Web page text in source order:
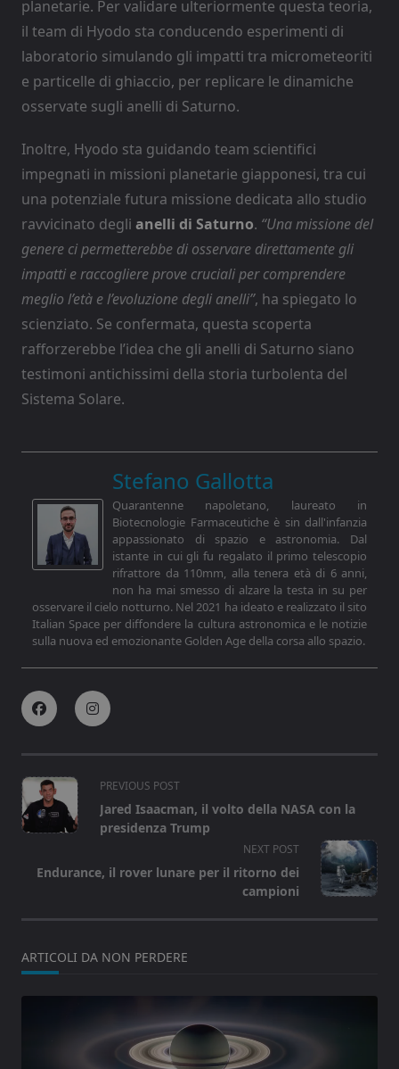
planetarie. Per validare ulteriormente questa teoria,
il team di Hyodo sta conducendo esperimenti di
laboratorio simulando gli impatti tra micrometeoriti
e particelle di ghiaccio, per replicare le dinamiche
osservate sugli anelli di Saturno.
Inoltre, Hyodo sta guidando team scientifici
impegnati in missioni planetarie giapponesi, tra cui
una potenziale futura missione dedicata allo studio
ravvicinato degli anelli di Saturno. “Una missione del
genere ci permetterebbe di osservare direttamente gli
impatti e raccogliere prove cruciali per comprendere
meglio l’età e l’evoluzione degli anelli”, ha spiegato lo
scienziato. Se confermata, questa scoperta
rafforzerebbe l’idea che gli anelli di Saturno siano
testimoni antichissimi della storia turbolenta del
Sistema Solare.
Stefano Gallotta
Quarantenne napoletano, laureato in
Biotecnologie Farmaceutiche è sin dall'infanzia
appassionato di spazio e astronomia. Dal
istante in cui gli fu regalato il primo telescopio
rifrattore da 110mm, alla tenera età di 6 anni,
non ha mai smesso di alzare la testa in su per
osservare il cielo notturno. Nel 2021 ha ideato e realizzato il sito
Italian Space per diffondere la cultura astronomica e le notizie
sulla nuova ed emozionante Golden Age della corsa allo spazio.
<span
class="nav-
subtitle
reader-
PREVIOUS POST
Jared Isaacman, il volto della NASA con la
presidenza Trump
NEXT POST
Endurance, il rover lunare per il ritorno dei
campioni
ARTICOLI DA NON PERDERE